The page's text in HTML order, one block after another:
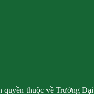
quyền thuộc về Trường